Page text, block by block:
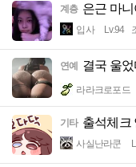
계층 은근 마
입사 Lv.94
연예 결국 울
라라크로포드
기타 출석체크
사실난라쿤